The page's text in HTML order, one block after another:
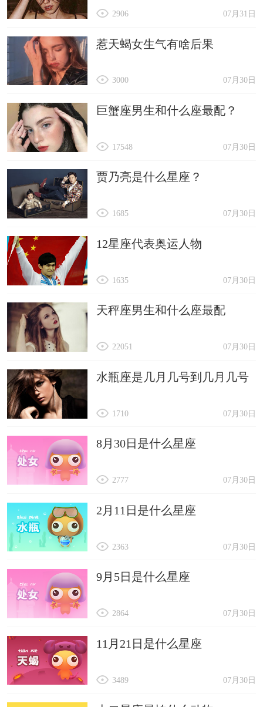
07月31日
2906
惹天蝎女生气有啥后果
07月30日
3000
巨蟹座男生和什么座最配？
07月30日
17548
贾乃亮是什么星座？
07月30日
1685
12星座代表奥运人物
07月30日
1635
天秤座男生和什么座最配
07月30日
22051
水瓶座是几月几号到几月几号
07月30日
1710
8月30日是什么星座
07月30日
2777
2月11日是什么星座
07月30日
2363
9月5日是什么星座
07月30日
2864
11月21日是什么星座
07月30日
3489